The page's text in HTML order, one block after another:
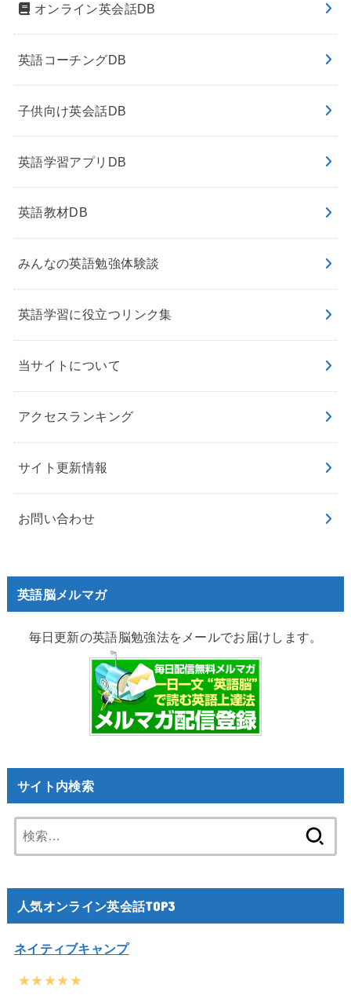
オンライン英会話DB
英語コーチングDB
子供向け英会話DB
英語学習アプリDB
英語教材DB
みんなの英語勉強体験談
英語学習に役立つリンク集
当サイトについて
アクセスランキング
サイト更新情報
お問い合わせ
英語脳メルマガ
毎日更新の英語脳勉強法をメールでお届けします。
サイト内検索
索:
人気オンライン英会話TOP3
ネイティブキャンプ
★★★★★